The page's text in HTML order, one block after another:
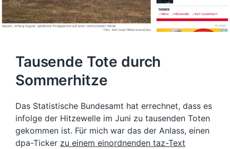
Tausende Tote durch
Sommerhitze
Das Statistische Bundesamt hat errechnet, dass es
infolge der Hitzewelle im Juni zu tausenden Toten
gekommen ist. Für mich war das der Anlass, einen
dpa-Ticker zu einem einordnenden taz-Text